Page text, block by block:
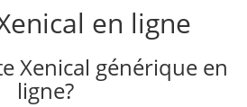
en ligne
Xenical générique en
ligne?